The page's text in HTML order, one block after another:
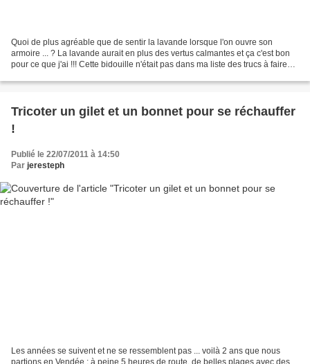
Quoi de plus agréable que de sentir la lavande lorsque l'on ouvre son
armoire ... ? La lavande aurait en plus des vertus calmantes et ça c'est bon
pour ce que j'ai !!! Cette bidouille n'était pas dans ma liste des trucs à faire
Tricoter un gilet et un bonnet pour se réchauffer
!
Publié le 22/07/2011 à 14:50
Par jeresteph
Les années se suivent et ne se ressemblent pas ... voilà 2 ans que nous
partions en Vendée : à peine 5 heures de route, de belles plages avec des